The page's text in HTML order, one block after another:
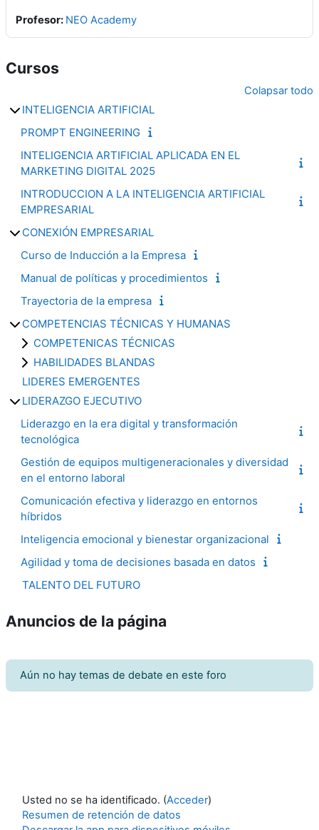
Profesor: NEO Academy
Cursos
Colapsar todo
INTELIGENCIA ARTIFICIAL
PROMPT ENGINEERING
INTELIGENCIA ARTIFICIAL APLICADA EN EL
MARKETING DIGITAL 2025
INTRODUCCION A LA INTELIGENCIA ARTIFICIAL
EMPRESARIAL
CONEXIÓN EMPRESARIAL
Curso de Inducción a la Empresa
Manual de políticas y procedimientos
Trayectoria de la empresa
COMPETENCIAS TÉCNICAS Y HUMANAS
COMPETENICAS TÉCNICAS
HABILIDADES BLANDAS
LIDERES EMERGENTES
LIDERAZGO EJECUTIVO
Liderazgo en la era digital y transformación
tecnológica
Gestión de equipos multigeneracionales y diversidad
en el entorno laboral
Comunicación efectiva y liderazgo en entornos
híbridos
Inteligencia emocional y bienestar organizacional
Agilidad y toma de decisiones basada en datos
TALENTO DEL FUTURO
Anuncios de la página
Aún no hay temas de debate en este foro
Usted no se ha identificado. (Acceder)
Resumen de retención de datos